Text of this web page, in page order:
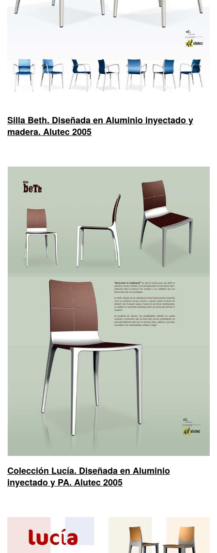
Silla Beth. Diseñada en Aluminio inyectado y
madera. Alutec 2005
Colección Lucía. Diseñada en Aluminio
inyectado y PA. Alutec 2005